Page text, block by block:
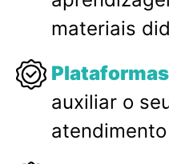
materiais
auxiliar o